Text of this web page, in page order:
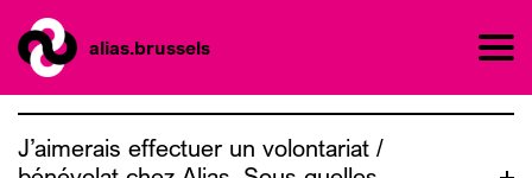
alias.brussels
J’aimerais effectuer un volontariat /